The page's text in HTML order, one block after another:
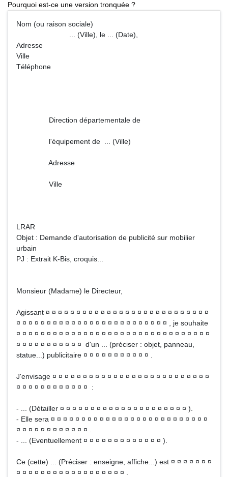
Pourquoi est-ce une version tronquée ?
Nom (ou raison sociale)
... (Ville), le ... (Date),
Adresse
Ville
Téléphone
Direction départementale de
l'équipement de ... (Ville)
Adresse
Ville
LRAR
Objet : Demande d'autorisation de publicité sur mobilier
urbain
PJ : Extrait K-Bis, croquis...
Monsieur (Madame) le Directeur,
Agissant ¤ ¤ ¤ ¤ ¤ ¤ ¤ ¤ ¤ ¤ ¤ ¤ ¤ ¤ ¤ ¤ ¤ ¤ ¤ ¤ ¤ ¤ ¤ ¤ ¤ ¤ ¤
¤ ¤ ¤ ¤ ¤ ¤ ¤ ¤ ¤ ¤ ¤ ¤ ¤ ¤ ¤ ¤ ¤ ¤ ¤ ¤ ¤ ¤ ¤ ¤ ¤ , je souhaite
¤ ¤ ¤ ¤ ¤ ¤ ¤ ¤ ¤ ¤ ¤ ¤ ¤ ¤ ¤ ¤ ¤ ¤ ¤ ¤ ¤ ¤ ¤ ¤ ¤ ¤ ¤ ¤ ¤ ¤ ¤ ¤
¤ ¤ ¤ ¤ ¤ ¤ ¤ ¤ ¤ ¤ ¤ d'un ... (préciser : objet, panneau,
statue...) publicitaire ¤ ¤ ¤ ¤ ¤ ¤ ¤ ¤ ¤ ¤ ¤ .
J'envisage ¤ ¤ ¤ ¤ ¤ ¤ ¤ ¤ ¤ ¤ ¤ ¤ ¤ ¤ ¤ ¤ ¤ ¤ ¤ ¤ ¤ ¤ ¤ ¤ ¤ ¤
¤ ¤ ¤ ¤ ¤ ¤ ¤ ¤ ¤ ¤ ¤ ¤ :
- ... (Détailler ¤ ¤ ¤ ¤ ¤ ¤ ¤ ¤ ¤ ¤ ¤ ¤ ¤ ¤ ¤ ¤ ¤ ¤ ¤ ¤ ¤ ).
- Elle sera ¤ ¤ ¤ ¤ ¤ ¤ ¤ ¤ ¤ ¤ ¤ ¤ ¤ ¤ ¤ ¤ ¤ ¤ ¤ ¤ ¤ ¤ ¤ ¤ ¤ ¤
¤ ¤ ¤ ¤ ¤ ¤ ¤ ¤ ¤ ¤ ¤ ¤ .
- ... (Eventuellement ¤ ¤ ¤ ¤ ¤ ¤ ¤ ¤ ¤ ¤ ¤ ¤ ¤ ).
Ce (cette) ... (Préciser : enseigne, affiche...) est ¤ ¤ ¤ ¤ ¤ ¤ ¤
¤ ¤ ¤ ¤ ¤ ¤ ¤ ¤ ¤ ¤ ¤ ¤ ¤ ¤ ¤ ¤ ¤ ¤ .